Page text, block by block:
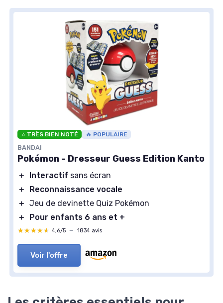
⭐ TRÈS BIEN NOTÉ 🔥 POPULAIRE
BANDAI
Pokémon - Dresseur Guess Edition Kanto
＋ Interactif sans écran
＋
Reconnaissance vocale
＋ Jeu de devinette Quiz Pokémon
＋
Pour enfants 6 ans et +
★★★★★
★★★★★ 4,6/5 — 1834 avis
Voir l'offre